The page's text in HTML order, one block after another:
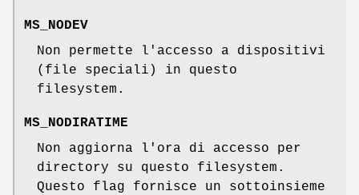
MS_NODEV
Non permette l'accesso a dispositivi
(file speciali) in questo
filesystem.
MS_NODIRATIME
Non aggiorna l'ora di accesso per
directory su questo filesystem.
Questo flag fornisce un sottoinsieme